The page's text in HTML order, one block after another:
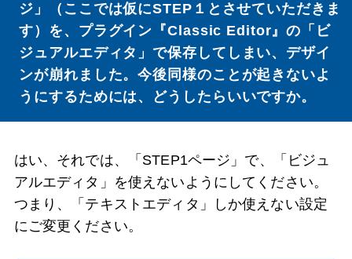
ジ」（ここでは仮にSTEP１とさせていただきま
す）を、プラグイン『Classic Editor』の「ビ
ジュアルエディタ」で保存してしまい、デザイ
ンが崩れました。今後同様のことが起きないよ
うにするためには、どうしたらいいですか。
はい、それでは、「STEP1ページ」で、「ビジュ
アルエディタ」を使えないようにしてください。
つまり、「テキストエディタ」しか使えない設定
にご変更ください。